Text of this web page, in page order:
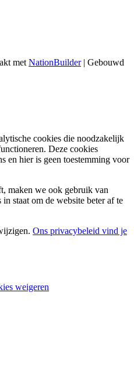
met NationBuilder| Gebouwd
cookies die noodzakelijk
Deze cookies
en hier is geen toestemming voor
maken we ook gebruik van
staat om de website beter af te
Ons privacybeleid vind je
weigeren